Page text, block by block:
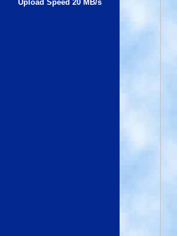
Upload Speed 20 MB/s